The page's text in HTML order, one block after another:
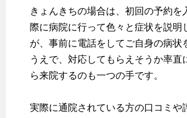
きょんきちの場合は、初回の予約を
際に病院に行って色々と症状を説明
が、事前に電話をしてご自身の病状
うえで、対応してもらえそうか率直
ら来院するのも一つの手です。
実際に通院されている方の口コミや